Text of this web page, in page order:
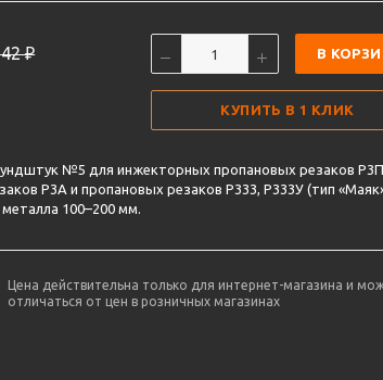
₽ В
КУПИТЬ В 1 КЛИК
№5 для инжекторных пропановых резаков
Р3А и пропановых резаков Р333, Р333У (тип
100–200 мм.
Цена действительна только для интернет-магазина и
отличаться от цен в розничных магазинах